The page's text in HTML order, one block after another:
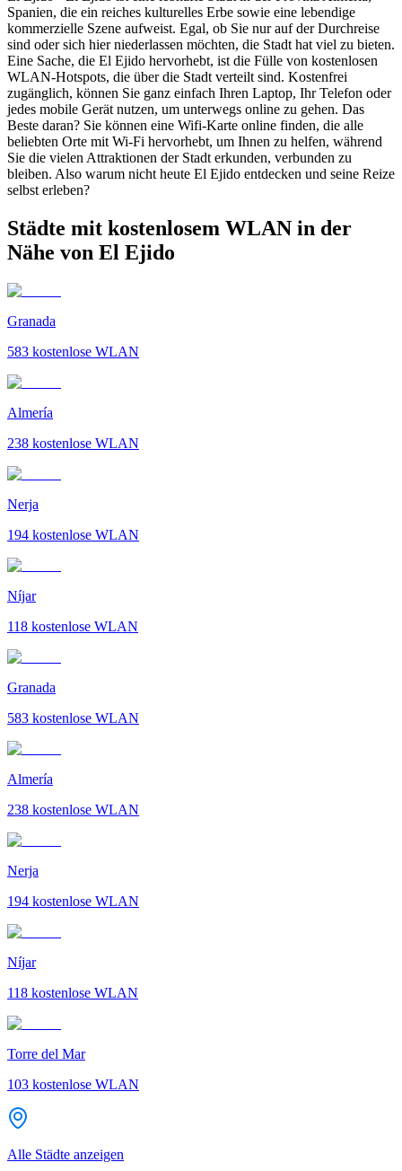
Spanien, die ein reiches kulturelles Erbe sowie eine lebendige
kommerzielle Szene aufweist. Egal, ob Sie nur auf der Durchreise
sind oder sich hier niederlassen möchten, die Stadt hat viel zu bieten.
Eine Sache, die El Ejido hervorhebt, ist die Fülle von kostenlosen
WLAN-Hotspots, die über die Stadt verteilt sind. Kostenfrei
zugänglich, können Sie ganz einfach Ihren Laptop, Ihr Telefon oder
jedes mobile Gerät nutzen, um unterwegs online zu gehen. Das
Beste daran? Sie können eine Wifi-Karte online finden, die alle
beliebten Orte mit Wi-Fi hervorhebt, um Ihnen zu helfen, während
Sie die vielen Attraktionen der Stadt erkunden, verbunden zu
bleiben. Also warum nicht heute El Ejido entdecken und seine Reize
selbst erleben?
Städte mit kostenlosem WLAN in der
Nähe von El Ejido
Granada
583 kostenlose WLAN
Almería
238 kostenlose WLAN
Nerja
194 kostenlose WLAN
Níjar
118 kostenlose WLAN
Granada
583 kostenlose WLAN
Almería
238 kostenlose WLAN
Nerja
194 kostenlose WLAN
Níjar
118 kostenlose WLAN
Torre del Mar
103 kostenlose WLAN
Alle Städte anzeigen